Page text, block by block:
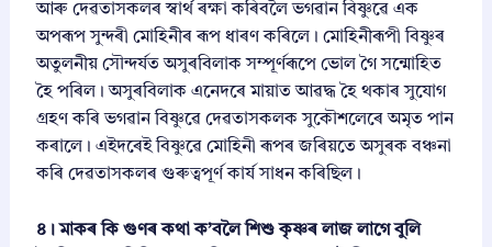
আৰু দেৱতাসকলৰ স্বাৰ্থ ৰক্ষা কৰিবলৈ ভগৱান বিষ্ণুৱে এক
অপৰূপ সুন্দৰী মোহিনীৰ ৰূপ ধাৰণ কৰিলে। মোহিনীৰূপী বিষ্ণুৰ
অতুলনীয় সৌন্দৰ্যত অসুৰবিলাক সম্পূৰ্ণৰূপে ভোল গৈ সন্মোহিত
হৈ পৰিল। অসুৰবিলাক এনেদৰে মায়াত আৱদ্ধ হৈ থকাৰ সুযোগ
গ্ৰহণ কৰি ভগৱান বিষ্ণুৱে দেৱতাসকলক সুকৌশলেৰে অমৃত পান
কৰালে। এইদৰেই বিষ্ণুৱে মোহিনী ৰূপৰ জৰিয়তে অসুৰক বঞ্চনা
কৰি দেৱতাসকলৰ গুৰুত্বপূৰ্ণ কাৰ্য সাধন কৰিছিল।
৪। মাকৰ কি গুণৰ কথা ক’বলৈ শিশু কৃষ্ণৰ লাজ লাগে বুলি